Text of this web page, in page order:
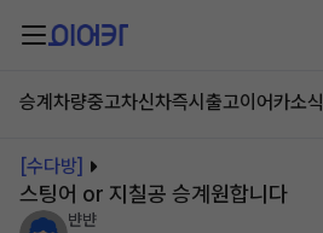
승계차량중고차신차즉시출고이어카소식
[수다방]
스팅어 or 지칠공 승계원합니다
뱐뱐